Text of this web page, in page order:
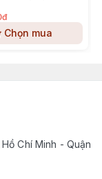
Chọn mua
Chí Minh - Quận